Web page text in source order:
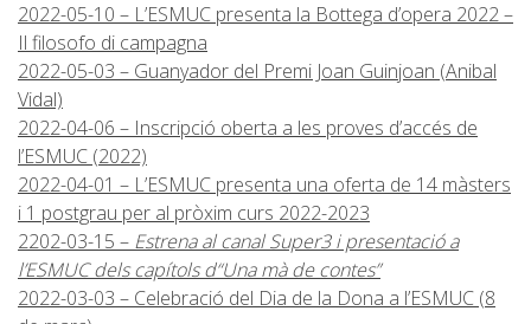
2022-05-10 – L’ESMUC presenta la Bottega d’opera 2022 –
Il filosofo di campagna
2022-05-03 – Guanyador del Premi Joan Guinjoan (Anibal
Vidal)
2022-04-06 – Inscripció oberta a les proves d’accés de
l’ESMUC (2022)
2022-04-01 – L’ESMUC presenta una oferta de 14 màsters
i 1 postgrau per al pròxim curs 2022-2023
2202-03-15 – Estrena al canal Super3 i presentació a
l’ESMUC dels capítols d“Una mà de contes”
2022-03-03 – Celebració del Dia de la Dona a l’ESMUC (8